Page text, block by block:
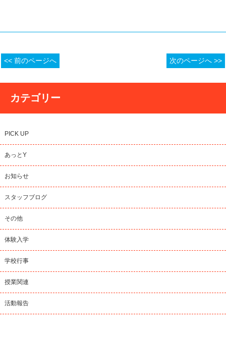
<< 前のページへ 次のページへ >>
カテゴリー
PICK UP
あっとY
お知らせ
スタッフブログ
その他
体験入学
学校行事
授業関連
活動報告